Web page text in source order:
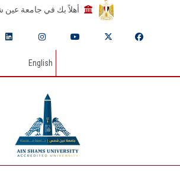
أهلاً بك في جامعة
English